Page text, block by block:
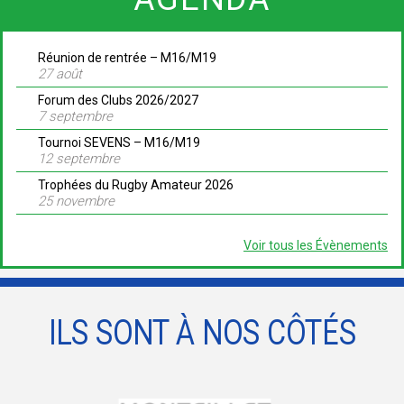
Réunion de rentrée – M16/M19
27 août
Forum des Clubs 2026/2027
7 septembre
Tournoi SEVENS – M16/M19
12 septembre
Trophées du Rugby Amateur 2026
25 novembre
Voir tous les Évènements
ILS SONT À NOS CÔTÉS